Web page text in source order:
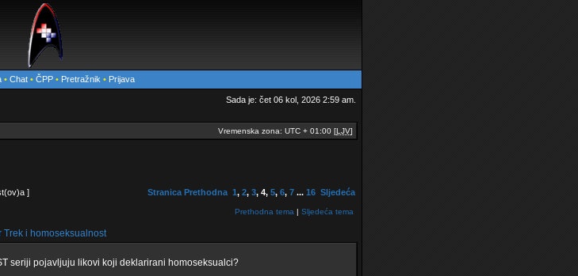
• Chat • ČPP• Pretražnik • Prijava
Sada je: čet 06 kol, 2026 2:59 am.
Vremenska zona: UTC + 01:00 [LJV]
] Stranica Prethodna 1, 2, 3, 4, 5, 6, 7 ... 16 Sljedeća
Prethodna tema | Sljedeća tema
Trek i homoseksualnost
seriji pojavljuju likovi koji deklarirani homoseksualci?